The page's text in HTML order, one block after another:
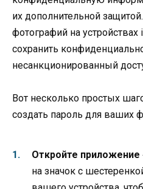
их дополнительной
фотографий на
сохранить
несанкционированный
Вот несколько простых
создать пароль для ваших
Откройте приложение
на значок с